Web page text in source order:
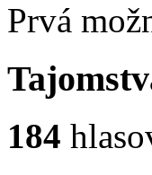
Prvá
184